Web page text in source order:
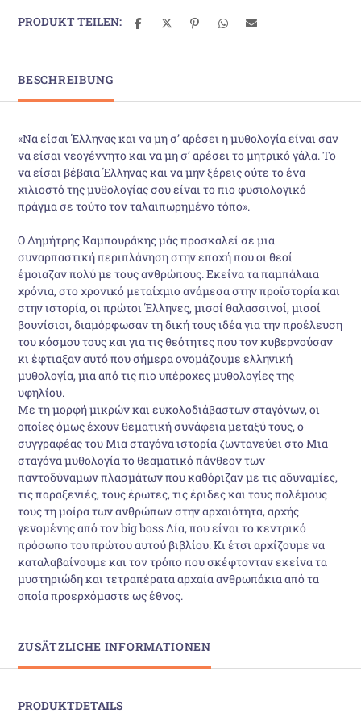
PRODUKT TEILEN:
BESCHREIBUNG
«Να είσαι Έλληνας και να µη σ’ αρέσει η µυθολογία είναι σαν
να είσαι νεογέννητο και να µη σ’ αρέσει το µητρικό γάλα. Το
να είσαι βέβαια Έλληνας και να µην ξέρεις ούτε το ένα
χιλιοστό της µυθολογίας σου είναι το πιο φυσιολογικό
πράγµα σε τούτο τον ταλαιπωρηµένο τόπο».
Ο Δηµήτρης Καµπουράκης µάς προσκαλεί σε µια
συναρπαστική περιπλάνηση στην εποχή που οι θεοί
έµοιαζαν πολύ µε τους ανθρώπους. Εκείνα τα παµπάλαια
χρόνια, στο χρονικό µεταίχµιο ανάµεσα στην προϊστορία και
στην ιστορία, οι πρώτοι Έλληνες, µισοί θαλασσινοί, µισοί
βουνίσιοι, διαµόρφωσαν τη δική τους ιδέα για την προέλευση
του κόσµου τους και για τις θεότητες που τον κυβερνούσαν
κι έφτιαξαν αυτό που σήµερα ονοµάζουµε ελληνική
µυθολογία, µια από τις πιο υπέροχες µυθολογίες της
υφηλίου.
Με τη µορφή µικρών και ευκολοδιάβαστων σταγόνων, οι
οποίες όµως έχουν θεµατική συνάφεια µεταξύ τους, ο
συγγραφέας του Μια σταγόνα ιστορία ζωντανεύει στο Μια
σταγόνα µυθολογία το θεαµατικό πάνθεον των
παντοδύναµων πλασµάτων που καθόριζαν µε τις αδυναµίες,
τις παραξενιές, τους έρωτες, τις έριδες και τους πολέµους
τους τη µοίρα των ανθρώπων στην αρχαιότητα, αρχής
γενοµένης από τον big boss Δία, που είναι το κεντρικό
πρόσωπο του πρώτου αυτού βιβλίου. Κι έτσι αρχίζουµε να
καταλαβαίνουµε και τον τρόπο που σκέφτονταν εκείνα τα
µυστηριώδη και τετραπέρατα αρχαία ανθρωπάκια από τα
οποία προερχόµαστε ως έθνος.
ZUSÄTZLICHE INFORMATIONEN
PRODUKTDETAILS